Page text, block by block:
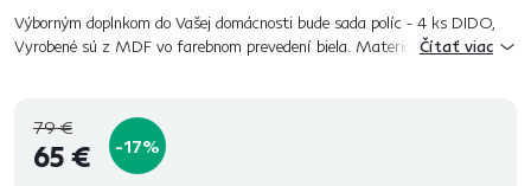
Výborným doplnkom do Vašej domácnosti bude sada políc - 4 ks DIDO,
Vyrobené sú z MDF vo farebnom prevedení biela. Materiál: MDF Farba:
Čítať viac
79 €
65 € -17%